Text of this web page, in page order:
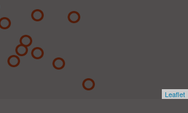
Leaflet